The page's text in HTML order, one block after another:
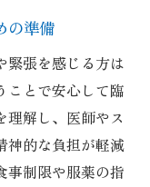
の準備
緊張を感じる方は
ことで安心して臨
理解し、医師やス
神的な負担が軽減
事制限や服薬の指